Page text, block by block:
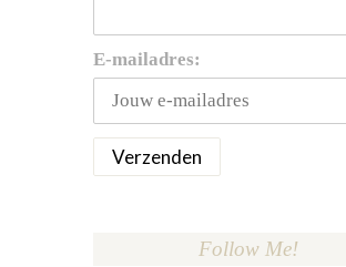
E-mailadres:
Follow Me!